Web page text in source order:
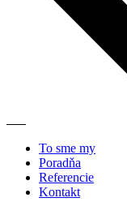
To sme my
Poradňa
Referencie
Kontakt